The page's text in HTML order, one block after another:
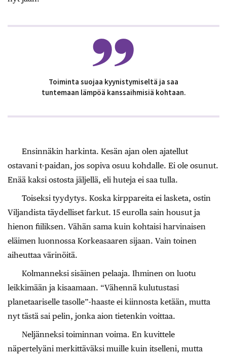
Toiminta suojaa kyynistymiseltä ja saa
tuntemaan lämpöä kanssaihmisiä kohtaan.
Ensinnäkin harkinta. Kesän ajan olen ajatellut
ostavani t-paidan, jos sopiva osuu kohdalle. Ei ole osunut.
Enää kaksi ostosta jäljellä, eli huteja ei saa tulla.
Toiseksi tyydytys. Koska kirppareita ei lasketa, ostin
Viljandista täydelliset farkut. 15 eurolla sain housut ja
hienon fiiliksen. Vähän sama kuin kohtaisi harvinaisen
eläimen luonnossa Korkeasaaren sijaan. Vain toinen
aiheuttaa värinöitä.
Kolmanneksi sisäinen pelaaja. Ihminen on luotu
leikkimään ja kisaamaan. “Vähennä kulutustasi
planetaariselle tasolle”-haaste ei kiinnosta ketään, mutta
nyt tästä sai pelin, jonka aion tietenkin voittaa.
Neljänneksi toiminnan voima. En kuvittele
näpertelyäni merkittäväksi muille kuin itselleni, mutta